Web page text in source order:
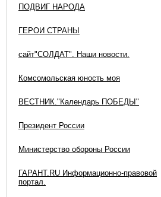
ПОДВИГ НАРОДА
ГЕРОИ СТРАНЫ
сайт"СОЛДАТ". Наши новости.
Комсомольская юность моя
ВЕСТНИК."Календарь ПОБЕДЫ"
Президент России
Министерство обороны России
ГАРАНТ.RU Информационно-правовой
портал.